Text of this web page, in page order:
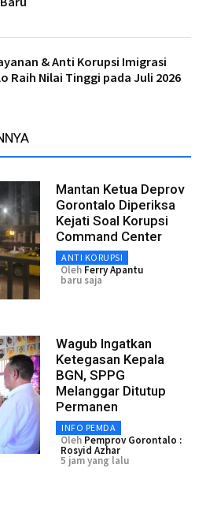
& Anti Korupsi Imigrasi
Raih Nilai Tinggi pada Juli 2026
Mantan Ketua Deprov
Gorontalo Diperiksa
Kejati Soal Korupsi
Command Center
ANTI KORUPSI
Oleh Ferry Apantu
baru saja
Wagub Ingatkan
Ketegasan Kepala
BGN, SPPG
Melanggar Ditutup
Permanen
INFO PEMDA
Oleh Pemprov Gorontalo :
Rosyid Azhar
5 jam yang lalu